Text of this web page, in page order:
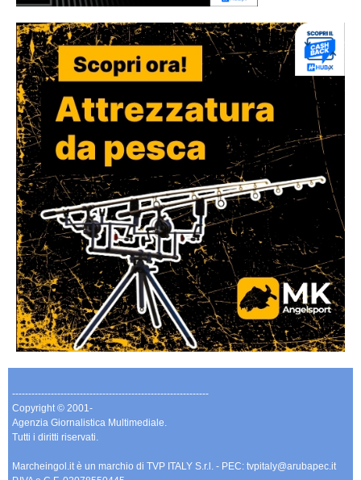
-------------------------------------------------------------
Copyright © 2001-
Agenzia Giornalistica Multimediale.
Tutti i diritti riservati.
Marcheingol.it è un marchio di TVP ITALY S.r.l. - PEC: tvpitaly@arubapec.it